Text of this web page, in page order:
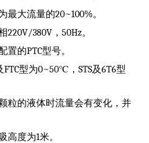
大流量的20~100%。
380V，50Hz。
的PTC型号。
型为0~50℃，STS及6T6型
粒的液体时流量会有变化，并
高度为1米。